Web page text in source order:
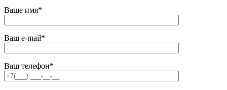
Ваше имя*
Ваш e-mail*
Ваш телефон*